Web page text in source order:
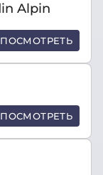
Alpin
ПОСМОТРЕТЬ
ПОСМОТРЕТЬ